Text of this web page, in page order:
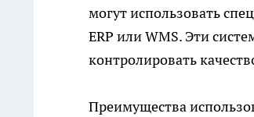
могут использовать
ERP или WMS. Эти
контролировать
Преимущества